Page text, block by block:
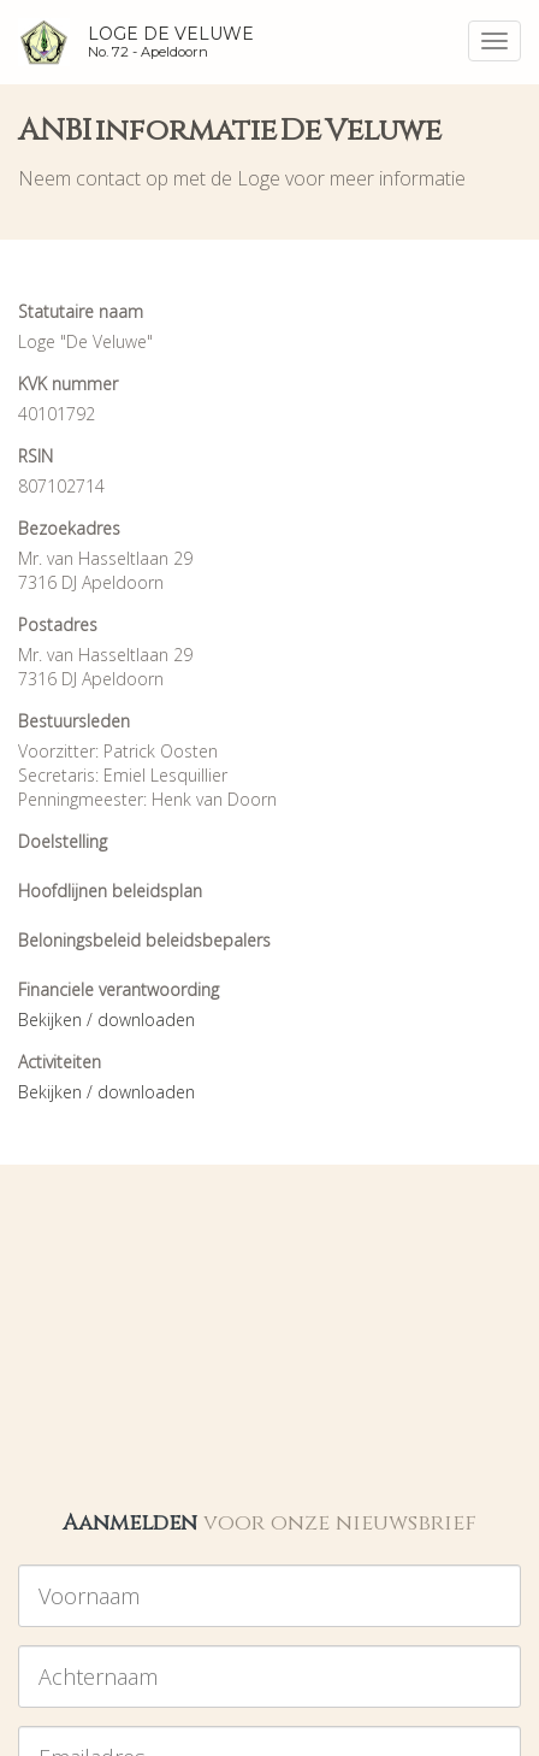
LOGE DE VELUWE
No. 72 -Apeldoorn
ANBI informatie De Veluwe
Neem contact op met de Loge voor meer informatie
Statutaire naam
Loge "De Veluwe"
KVK nummer
40101792
RSIN
807102714
Bezoekadres
Mr. van Hasseltlaan 29
7316 DJ Apeldoorn
Postadres
Mr. van Hasseltlaan 29
7316 DJ Apeldoorn
Bestuursleden
Voorzitter: Patrick Oosten
Secretaris: Emiel Lesquillier
Penningmeester: Henk van Doorn
Doelstelling
Hoofdlijnen beleidsplan
Beloningsbeleid beleidsbepalers
Financiele verantwoording
Bekijken / downloaden
Activiteiten
Bekijken / downloaden
Aanmelden voor onze nieuwsbrief
Voornaam
Achternaam
Emailadres